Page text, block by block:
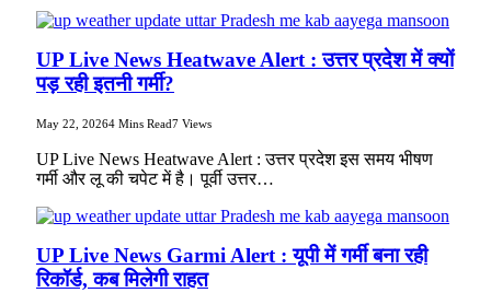
UP Live News Heatwave Alert : उत्तर प्रदेश में क्यों
पड़ रही इतनी गर्मी?
May 22, 20264 Mins Read7 Views
UP Live News Heatwave Alert : उत्तर प्रदेश इस समय भीषण
गर्मी और लू की चपेट में है। पूर्वी उत्तर…
UP Live News Garmi Alert : यूपी में गर्मी बना रही
रिकॉर्ड, कब मिलेगी राहत